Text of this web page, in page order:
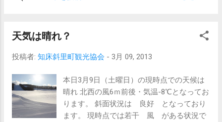
れぐれも、天候状況を確認してお越し下さ
の部分等）
天気は晴れ？
投稿者: 知床斜里町観光協会 - 3月 09, 2013
本日3月9日（土曜日）の現時点での天候は
晴れ 北西の風6ｍ前後・気温-8℃となってお
ります。 斜面状況は 良好 となっており
ます。 現時点では若干 風 がある状況で